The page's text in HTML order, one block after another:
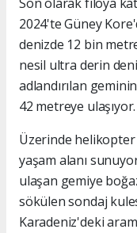
2024'te Güney
denizde 12 bin
nesil ultra derin
adlandırılan
42 metreye ulaşıyor.
Üzerinde
yaşam alanı
ulaşan gemiye
sökülen sondaj
Karadeniz'deki